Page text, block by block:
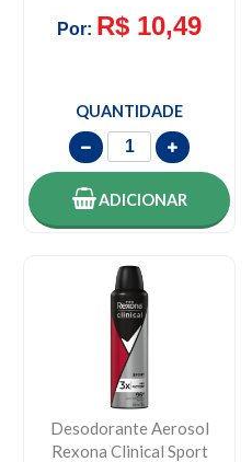
Por: R$ 10,49
QUANTIDADE
ADICIONAR
Desodorante Aerosol
Rexona Clinical Sport